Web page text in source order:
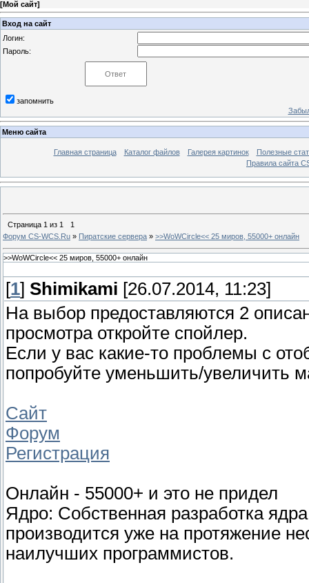
[Мой сайт]
Вход на сайт
Логин:
Пароль:
запомнить
Меню сайта
Главная страница Каталог файлов Галерея картинок
Полезные
Правила сайта
Страница 1 из 1
1
Форум CS-WCS.Ru » Пиратские сервера » >>WoWCircle<< 25 миров, 55000+ онлайн
>>WoWCircle<< 25 миров, 55000+ онлайн
[1] Shimikami [26.07.2014, 11:23]
На выбор предоставляются 2
просмотра откройте спойлер.
Если у вас какие-то проблемы с
попробуйте уменьшить/увеличить
Сайт
Форум
Регистрация
Онлайн - 55000+ и это не придел
Ядро: Собственная разработка
производится уже на протяжение
наилучших программистов.